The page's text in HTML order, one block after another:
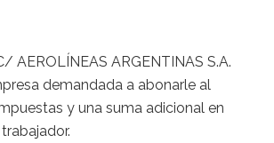
AEROLÍNEAS ARGENTINAS S.A.
demandada a abonarle al
y una suma adicional en